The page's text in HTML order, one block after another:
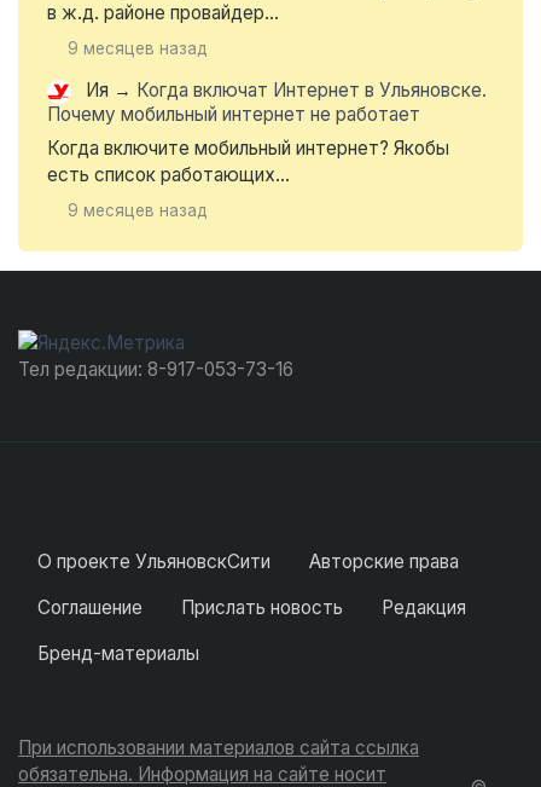
в ж.д. районе провайдер...
9 месяцев назад
Ия → Когда включат Интернет в Ульяновске.
Почему мобильный интернет не работает
Когда включите мобильный интернет? Якобы
есть список работающих...
9 месяцев назад
Тел редакции: 8-917-053-73-16
О проекте УльяновскСити
Авторские права
Соглашение
Прислать новость
Редакция
Бренд-материалы
При использовании материалов сайта ссылка
обязательна. Информация на сайте носит